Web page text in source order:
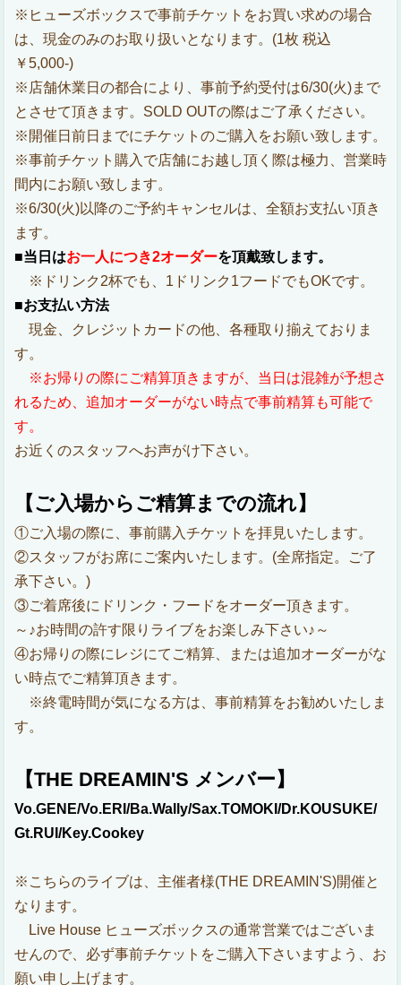
※ヒューズボックスで事前チケットをお買い求めの場合
は、現金のみのお取り扱いとなります。(1枚 税込
￥5,000-)
※店舗休業日の都合により、事前予約受付は6/30(火)まで
とさせて頂きます。SOLD OUTの際はご了承ください。
※開催日前日までにチケットのご購入をお願い致します。
※事前チケット購入で店舗にお越し頂く際は極力、営業時
間内にお願い致します。
※6/30(火)以降のご予約キャンセルは、全額お支払い頂き
ます。
■当日はお一人につき2オーダーを頂戴致します。
※ドリンク2杯でも、1ドリンク1フードでもOKです。
■お支払い方法
現金、クレジットカードの他、各種取り揃えておりま
す。
※お帰りの際にご精算頂きますが、当日は混雑が予想さ
れるため、追加オーダーがない時点で事前精算も可能で
す。
お近くのスタッフへお声がけ下さい。
【ご入場からご精算までの流れ】
①ご入場の際に、事前購入チケットを拝見いたします。
②スタッフがお席にご案内いたします。(全席指定。ご了
承下さい。)
③ご着席後にドリンク・フードをオーダー頂きます。
～♪お時間の許す限りライブをお楽しみ下さい♪～
④お帰りの際にレジにてご精算、または追加オーダーがな
い時点でご精算頂きます。
※終電時間が気になる方は、事前精算をお勧めいたしま
す。
【THE DREAMIN'S メンバー】
Vo.GENE/Vo.ERI/Ba.Wally/Sax.TOMOKI/Dr.KOUSUKE/
Gt.RUI/Key.Cookey
※こちらのライブは、主催者様(THE DREAMIN'S)開催と
なります。
Live House ヒューズボックスの通常営業ではございま
せんので、必ず事前チケットをご購入下さいますよう、お
願い申し上げます。